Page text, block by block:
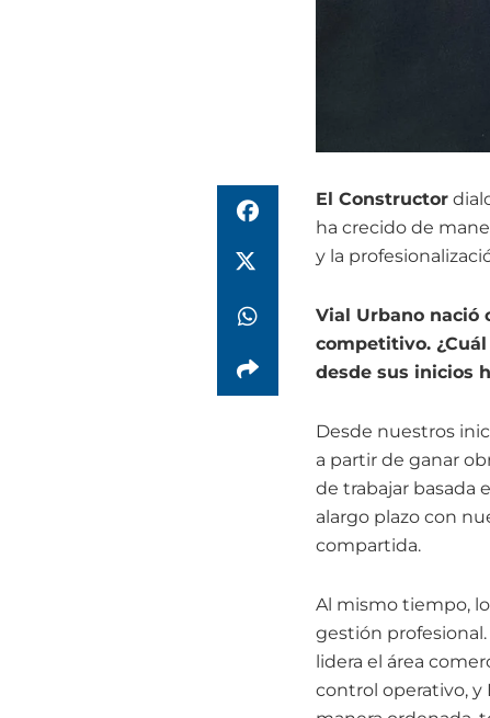
El Constructor
ha crecido de
y la
Vial Urbano nació
competitivo.
desde sus inicios
Desde nuestros
a partir de ganar
de trabajar basada
alargo plazo con
compartida.
Al mismo tiempo,
gestión
lidera el área
control operativo, y